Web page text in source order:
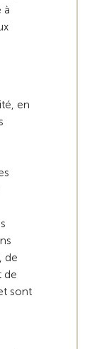
à
en
de
de
sont